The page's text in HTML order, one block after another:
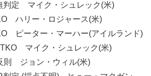
定 マイク・シュレック(米)
ハリー・ロジャース(米)
ピーター・マーハー(アイルランド)
マイク・シュレック(米)
ジョン・ウィル(米)